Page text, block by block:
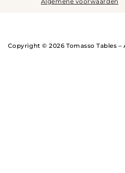
Copyright © 2026 Tomasso Tables